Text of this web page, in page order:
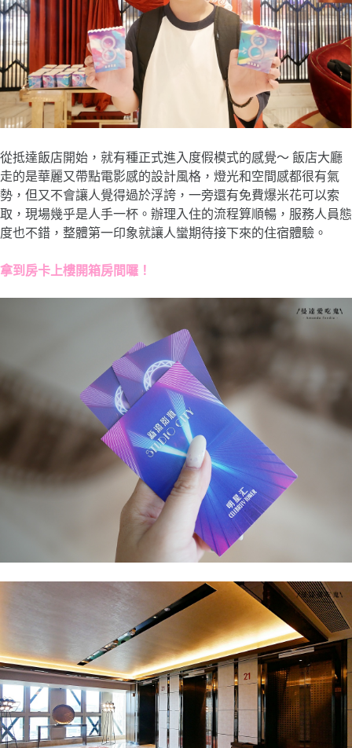
從抵達飯店開始，就有種正式進入度假模式的感覺～ 飯店大廳
走的是華麗又帶點電影感的設計風格，燈光和空間感都很有氣
勢，但又不會讓人覺得過於浮誇，一旁還有免費爆米花可以索
取，現場幾乎是人手一杯。辦理入住的流程算順暢，服務人員態
度也不錯，整體第一印象就讓人蠻期待接下來的住宿體驗。
拿到房卡上樓開箱房間囉！